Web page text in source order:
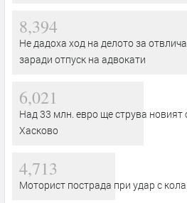
8,394
Не дадоха ход на делото за
заради отпуск на адвокати
6,021
Над 33 млн. евро ще струва новият
Хасково
4,713
Моторист пострада при удар с кола